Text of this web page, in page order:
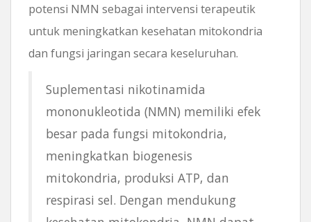
potensi NMN sebagai intervensi terapeutik
untuk meningkatkan kesehatan mitokondria
dan fungsi jaringan secara keseluruhan.
Suplementasi nikotinamida
mononukleotida (NMN) memiliki efek
besar pada fungsi mitokondria,
meningkatkan biogenesis
mitokondria, produksi ATP, dan
respirasi sel. Dengan mendukung